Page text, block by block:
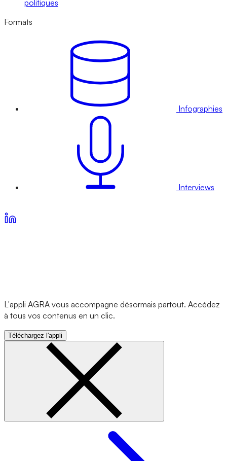
politiques
Formats
Infographies
Interviews
L'appli AGRA vous accompagne désormais partout. Accédez
à tous vos contenus en un clic.
Téléchargez l'appli